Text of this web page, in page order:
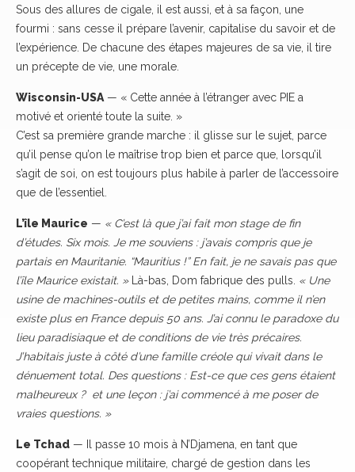
Sous des allures de cigale, il est aussi, et à sa façon, une
fourmi : sans cesse il prépare l’avenir, capitalise du savoir et de
l’expérience. De chacune des étapes majeures de sa vie, il tire
un précepte de vie, une morale.
Wisconsin-USA — « Cette année à l’étranger avec PIE a
motivé et orienté toute la suite. »
C’est sa première grande marche : il glisse sur le sujet, parce
qu’il pense qu’on le maîtrise trop bien et parce que, lorsqu’il
s’agit de soi, on est toujours plus habile à parler de l’accessoire
que de l’essentiel.
L’île Maurice — « C’est là que j’ai fait mon stage de fin
d’études. Six mois. Je me souviens : j’avais compris que je
partais en Mauritanie. “Mauritius !” En fait, je ne savais pas que
l’île Maurice existait. »Là-bas, Dom fabrique des pulls. « Une
usine de machines-outils et de petites mains, comme il n’en
existe plus en France depuis 50 ans. J’ai connu le paradoxe du
lieu paradisiaque et de conditions de vie très précaires.
J’habitais juste à côté d’une famille créole qui vivait dans le
dénuement total. Des questions : Est-ce que ces gens étaient
malheureux ? et une leçon : j’ai commencé à me poser de
vraies questions. »
Le Tchad — Il passe 10 mois à N’Djamena, en tant que
coopérant technique militaire, chargé de gestion dans les